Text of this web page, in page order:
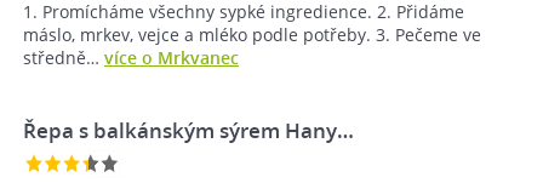
1. Promícháme všechny sypké ingredience. 2. Přidáme
máslo, mrkev, vejce a mléko podle potřeby. 3. Pečeme ve
středně… více o Mrkvanec
Řepa s balkánským sýrem Hany…